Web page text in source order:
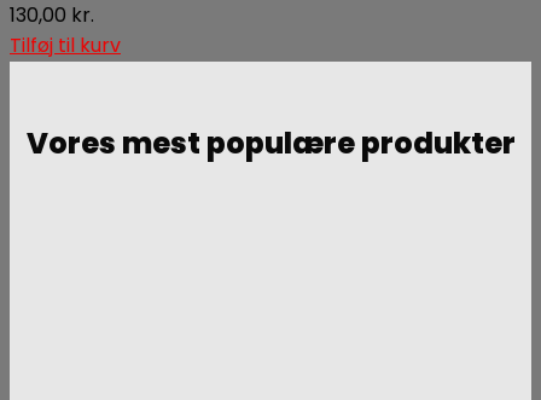
130,00 kr.
Tilføj til kurv
Vores mest populære produkter